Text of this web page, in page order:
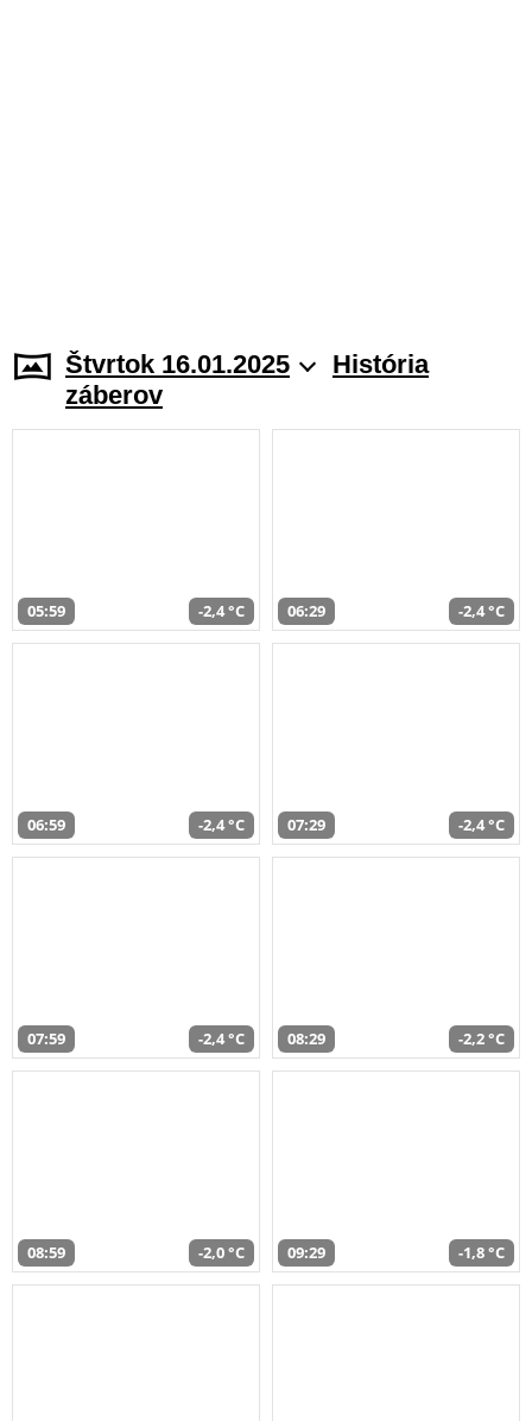
Štvrtok 16.01.2025
História
záberov
05:59 -2,4 °C 06:29 -2,4 °C
06:59 -2,4 °C 07:29 -2,4 °C
07:59 -2,4 °C 08:29 -2,2 °C
08:59 -2,0 °C 09:29 -1,8 °C